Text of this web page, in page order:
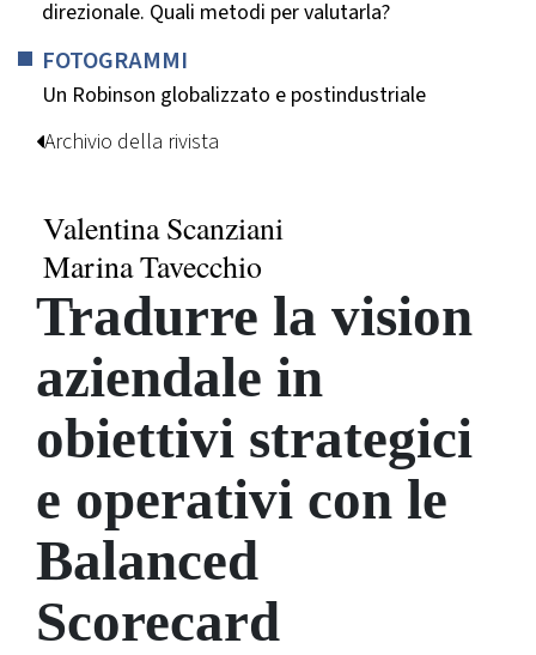
direzionale. Quali metodi per valutarla?
FOTOGRAMMI
Un Robinson globalizzato e postindustriale
Archivio della rivista
Valentina Scanziani
Marina Tavecchio
Tradurre la vision
aziendale in
obiettivi strategici
e operativi con le
Balanced
Scorecard